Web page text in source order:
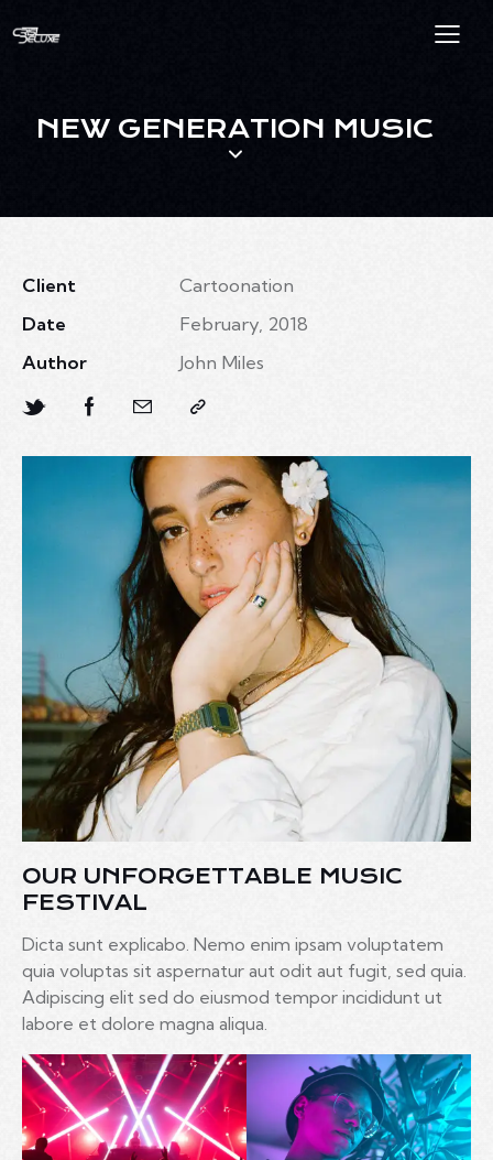
NEW GENERATION MUSIC
OUR UNFORGETTABLE MUSIC
FESTIVAL
Dicta sunt explicabo. Nemo enim ipsam voluptatem
quia voluptas sit aspernatur aut odit aut fugit, sed quia.
Adipiscing elit sed do eiusmod tempor incididunt ut
labore et dolore magna aliqua.
Client
Cartoonation
Date
February, 2018
Author
John Miles